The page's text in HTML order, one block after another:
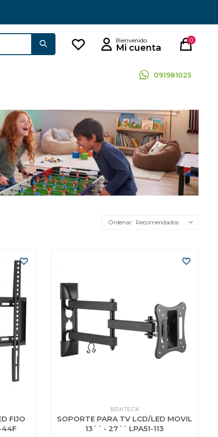
091981025
0
Recomendados
FIJO
44F
BRATECK
SOPORTE PARA TV LCD/LED MOVIL
13´´ - 27´´ LPA51-113